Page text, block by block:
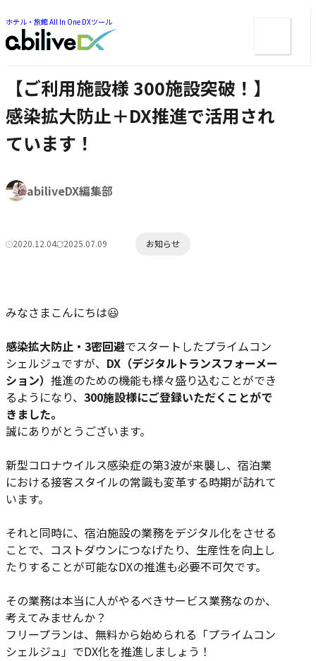
ホテル・旅館 All In One DXツール
ま
で
ジ
で
ジ
ャ
ュ
ー
【ご利用施設様 300施設突破！】
感染拡大防止＋DX推進で活用され
ています！
著
者:
abiliveDX編集部
公2020.12.04更2025.07.09 お知らせ
みなさまこんにちは😃
感染拡大防止・3密回避でスタートしたプライムコン
シェルジュですが、 DX（デジタルトランスフォーメー
ション） 推進のための機能も様々盛り込むことができ
るようになり、 300施設様にご登録いただくことがで
きました。
誠にありがとうございます。
新型コロナウイルス感染症の第3波が来襲し、宿泊業
における接客スタイルの常識も変革する時期が訪れて
います。
それと同時に、宿泊施設の業務をデジタル化をさせる
ことで、コストダウンにつなげたり、生産性を向上し
たりすることが可能なDXの推進も必要不可欠です。
その業務は本当に人がやるべきサービス業務なのか、
考えてみませんか？
フリープランは、無料から始められる「プライムコン
シェルジュ」でDX化を推進しましょう！